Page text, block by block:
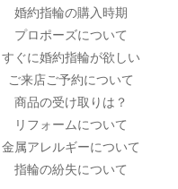
婚約指輪の購入時期
プロポーズについて
すぐに婚約指輪が欲しい
ご来店ご予約について
商品の受け取りは？
リフォームについて
金属アレルギーについて
指輪の紛失について